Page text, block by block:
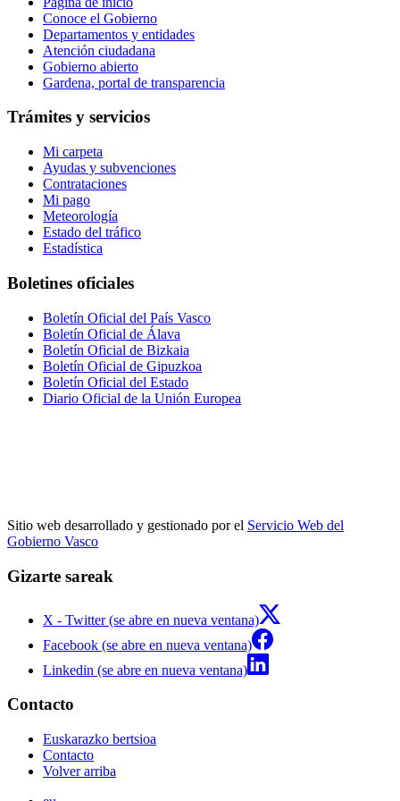
Conoce el Gobierno
Departamentos y entidades
Atención ciudadana
Gobierno abierto
Gardena, portal de transparencia
Trámites y servicios
Mi carpeta
Ayudas y subvenciones
Contrataciones
Mi pago
Meteorología
Estado del tráfico
Estadística
Boletines oficiales
Boletín Oficial del País Vasco
Boletín Oficial de Álava
Boletín Oficial de Bizkaia
Boletín Oficial de Gipuzkoa
Boletín Oficial del Estado
Diario Oficial de la Unión Europea
Sitio web desarrollado y gestionado por el Servicio Web del
Gobierno Vasco
Gizarte sareak
X - Twitter (se abre en nueva ventana)
Facebook (se abre en nueva ventana)
Linkedin (se abre en nueva ventana)
Contacto
Euskarazko bertsioa
Contacto
Volver arriba